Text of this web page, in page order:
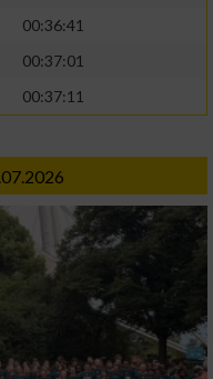
00:36:41
00:37:01
00:37:11